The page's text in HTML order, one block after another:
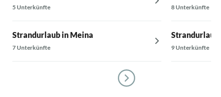
5 Unterkünfte
Strandurlaub in Meina
7 Unterkünfte
8 Unterkünfte
Strandurlaub
9 Unterkünfte